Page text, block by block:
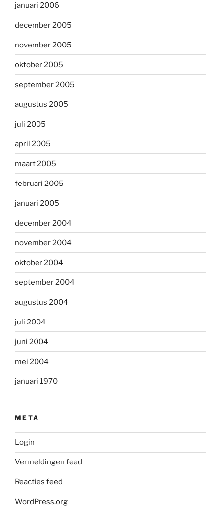
januari 2006
december 2005
november 2005
oktober 2005
september 2005
augustus 2005
juli 2005
april 2005
maart 2005
februari 2005
januari 2005
december 2004
november 2004
oktober 2004
september 2004
augustus 2004
juli 2004
juni 2004
mei 2004
januari 1970
META
Login
Vermeldingen feed
Reacties feed
WordPress.org